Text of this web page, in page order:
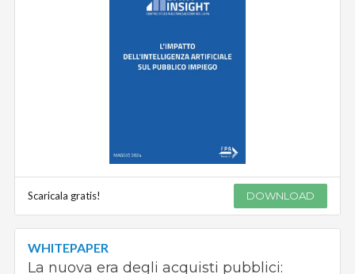
Scaricala gratis! DOWNLOAD
WHITEPAPER
La nuova era degli acquisti pubblici: